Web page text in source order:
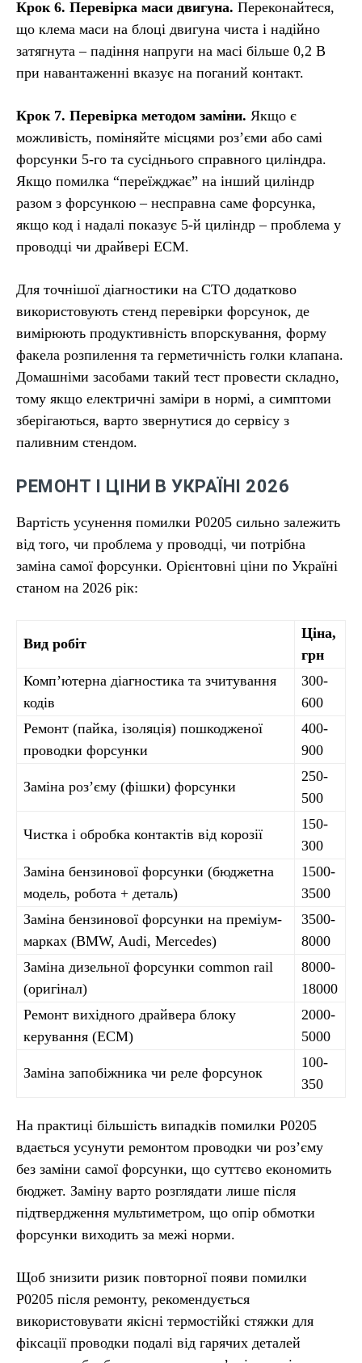
Крок 6. Перевірка маси двигуна. Переконайтеся,
що клема маси на блоці двигуна чиста і надійно
затягнута – падіння напруги на масі більше 0,2 В
при навантаженні вказує на поганий контакт.
Крок 7. Перевірка методом заміни. Якщо є
можливість, поміняйте місцями роз’єми або самі
форсунки 5-го та сусіднього справного циліндра.
Якщо помилка “переїжджає” на інший циліндр
разом з форсункою – несправна саме форсунка,
якщо код і надалі показує 5-й циліндр – проблема у
проводці чи драйвері ECM.
Для точнішої діагностики на СТО додатково
використовують стенд перевірки форсунок, де
вимірюють продуктивність впорскування, форму
факела розпилення та герметичність голки клапана.
Домашніми засобами такий тест провести складно,
тому якщо електричні заміри в нормі, а симптоми
зберігаються, варто звернутися до сервісу з
паливним стендом.
РЕМОНТ І ЦІНИ В УКРАЇНІ 2026
Вартість усунення помилки P0205 сильно залежить
від того, чи проблема у проводці, чи потрібна
заміна самої форсунки. Орієнтовні ціни по Україні
станом на 2026 рік:
Вид робіт
Ціна,
грн
Комп’ютерна діагностика та зчитування
кодів
300-
600
Ремонт (пайка, ізоляція) пошкодженої
проводки форсунки
400-
900
Заміна роз’єму (фішки) форсунки
250-
500
Чистка і обробка контактів від корозії
150-
300
Заміна бензинової форсунки (бюджетна
модель, робота + деталь)
1500-
3500
Заміна бензинової форсунки на преміум-
марках (BMW, Audi, Mercedes)
3500-
8000
Заміна дизельної форсунки common rail
(оригінал)
8000-
18000
Ремонт вихідного драйвера блоку
керування (ECM)
2000-
5000
Заміна запобіжника чи реле форсунок
100-
350
На практиці більшість випадків помилки P0205
вдається усунути ремонтом проводки чи роз’єму
без заміни самої форсунки, що суттєво економить
бюджет. Заміну варто розглядати лише після
підтвердження мультиметром, що опір обмотки
форсунки виходить за межі норми.
Щоб знизити ризик повторної появи помилки
P0205 після ремонту, рекомендується
використовувати якісні термостійкі стяжки для
фіксації проводки подалі від гарячих деталей